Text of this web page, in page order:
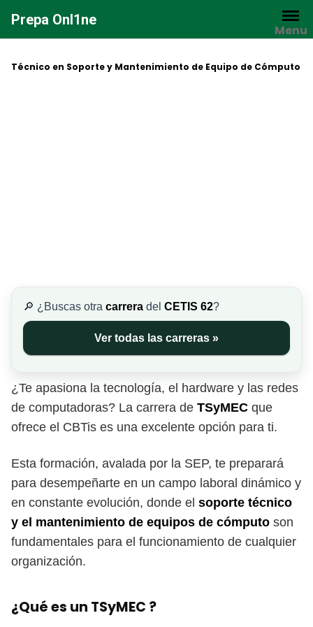
contenido
Prepa Onl1ne
Menu
Técnico en Soporte y Mantenimiento de Equipo de Cómputo
🔎 ¿Buscas otra carrera del CETIS 62?
Ver todas las carreras »
¿Te apasiona la tecnología, el hardware y las redes
de computadoras? La carrera de TSyMEC que
ofrece el CBTis es una excelente opción para ti.
Esta formación, avalada por la SEP, te preparará
para desempeñarte en un campo laboral dinámico y
en constante evolución, donde el soporte técnico
y el mantenimiento de equipos de cómputo son
fundamentales para el funcionamiento de cualquier
organización.
¿Qué es un TSyMEC ?